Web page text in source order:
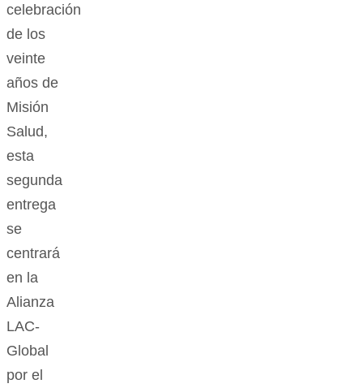
celebración
de los
veinte
años de
Misión
Salud,
esta
segunda
entrega
se
centrará
en la
Alianza
LAC-
Global
por el